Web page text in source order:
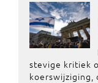
stevige kritiek
koerswijziging,